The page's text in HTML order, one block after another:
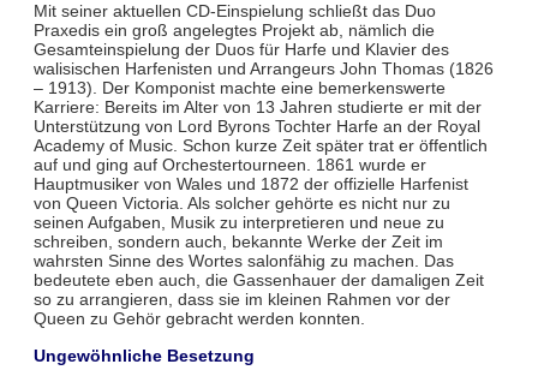
Mit seiner aktuellen CD-Einspielung schließt das Duo
Praxedis ein groß angelegtes Projekt ab, nämlich die
Gesamteinspielung der Duos für Harfe und Klavier des
walisischen Harfenisten und Arrangeurs John Thomas (1826
– 1913). Der Komponist machte eine bemerkenswerte
Karriere: Bereits im Alter von 13 Jahren studierte er mit der
Unterstützung von Lord Byrons Tochter Harfe an der Royal
Academy of Music. Schon kurze Zeit später trat er öffentlich
auf und ging auf Orchestertourneen. 1861 wurde er
Hauptmusiker von Wales und 1872 der offizielle Harfenist
von Queen Victoria. Als solcher gehörte es nicht nur zu
seinen Aufgaben, Musik zu interpretieren und neue zu
schreiben, sondern auch, bekannte Werke der Zeit im
wahrsten Sinne des Wortes salonfähig zu machen. Das
bedeutete eben auch, die Gassenhauer der damaligen Zeit
so zu arrangieren, dass sie im kleinen Rahmen vor der
Queen zu Gehör gebracht werden konnten.
Ungewöhnliche Besetzung